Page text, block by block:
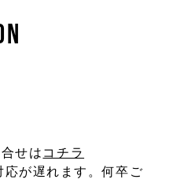
せは コチラ
応が遅れます。何卒ご